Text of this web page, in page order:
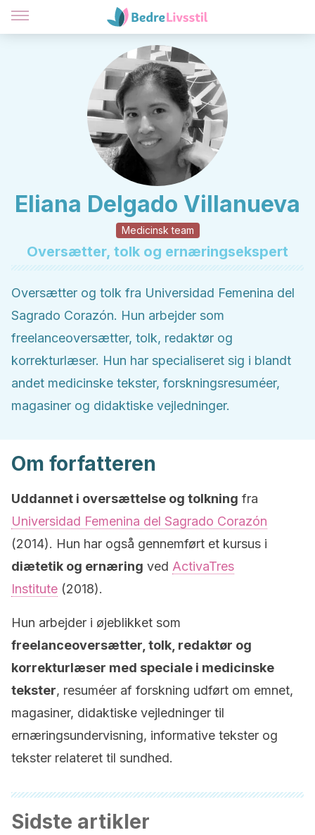
Eliana Delgado Villanueva
Medicinsk team
Oversætter, tolk og ernæringsekspert
Oversætter og tolk fra Universidad Femenina del
Sagrado Corazón. Hun arbejder som
freelanceoversætter, tolk, redaktør og
korrekturlæser. Hun har specialiseret sig i blandt
andet medicinske tekster, forskningsresuméer,
magasiner og didaktiske vejledninger.
Om forfatteren
Uddannet i oversættelse og tolkning fra
Universidad Femenina del Sagrado Corazón
(2014). Hun har også gennemført et kursus i
diætetik og ernæring ved ActivaTres
Institute (2018).
Hun arbejder i øjeblikket som
freelanceoversætter, tolk, redaktør og
korrekturlæser med speciale i medicinske
tekster, resuméer af forskning udført om emnet,
magasiner, didaktiske vejledninger til
ernæringsundervisning, informative tekster og
tekster relateret til sundhed.
Sidste artikler